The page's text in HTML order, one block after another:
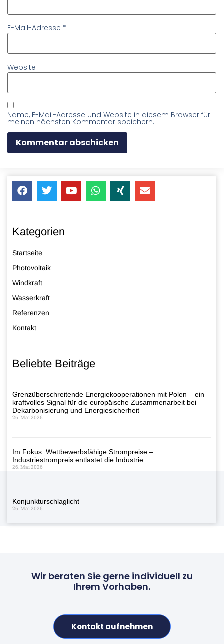
E-Mail-Adresse *
Website
Name, E-Mail-Adresse und Website in diesem Browser für
meinen nächsten Kommentar speichern.
Kategorien
Startseite
Photovoltaik
Windkraft
Wasserkraft
Referenzen
Kontakt
Beliebte Beiträge
Grenzüberschreitende Energiekooperationen mit Polen – ein
kraftvolles Signal für die europäische Zusammenarbeit bei
Dekarbonisierung und Energiesicherheit
26. Mai 2026
Im Fokus: Wettbewerbsfähige Strompreise –
Industriestrompreis entlastet die Industrie
26. Mai 2026
Konjunkturschlaglicht
26. Mai 2026
Wir beraten Sie gerne individuell zu
Ihrem Vorhaben.
Kontakt aufnehmen